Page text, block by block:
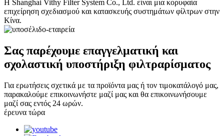
Η Shanghai Vithy Filter System Co., Ltd. είναι μια κορυφαία
επιχείρηση σχεδιασμού και κατασκευής συστημάτων φίλτρων στην
Κίνα.
Σας παρέχουμε επαγγελματική και
σχολαστική υποστήριξη φιλτραρίσματος
Για ερωτήσεις σχετικά με τα προϊόντα μας ή τον τιμοκατάλογό μας,
παρακαλούμε επικοινωνήστε μαζί μας και θα επικοινωνήσουμε
μαζί σας εντός 24 ωρών.
έρευνα τώρα